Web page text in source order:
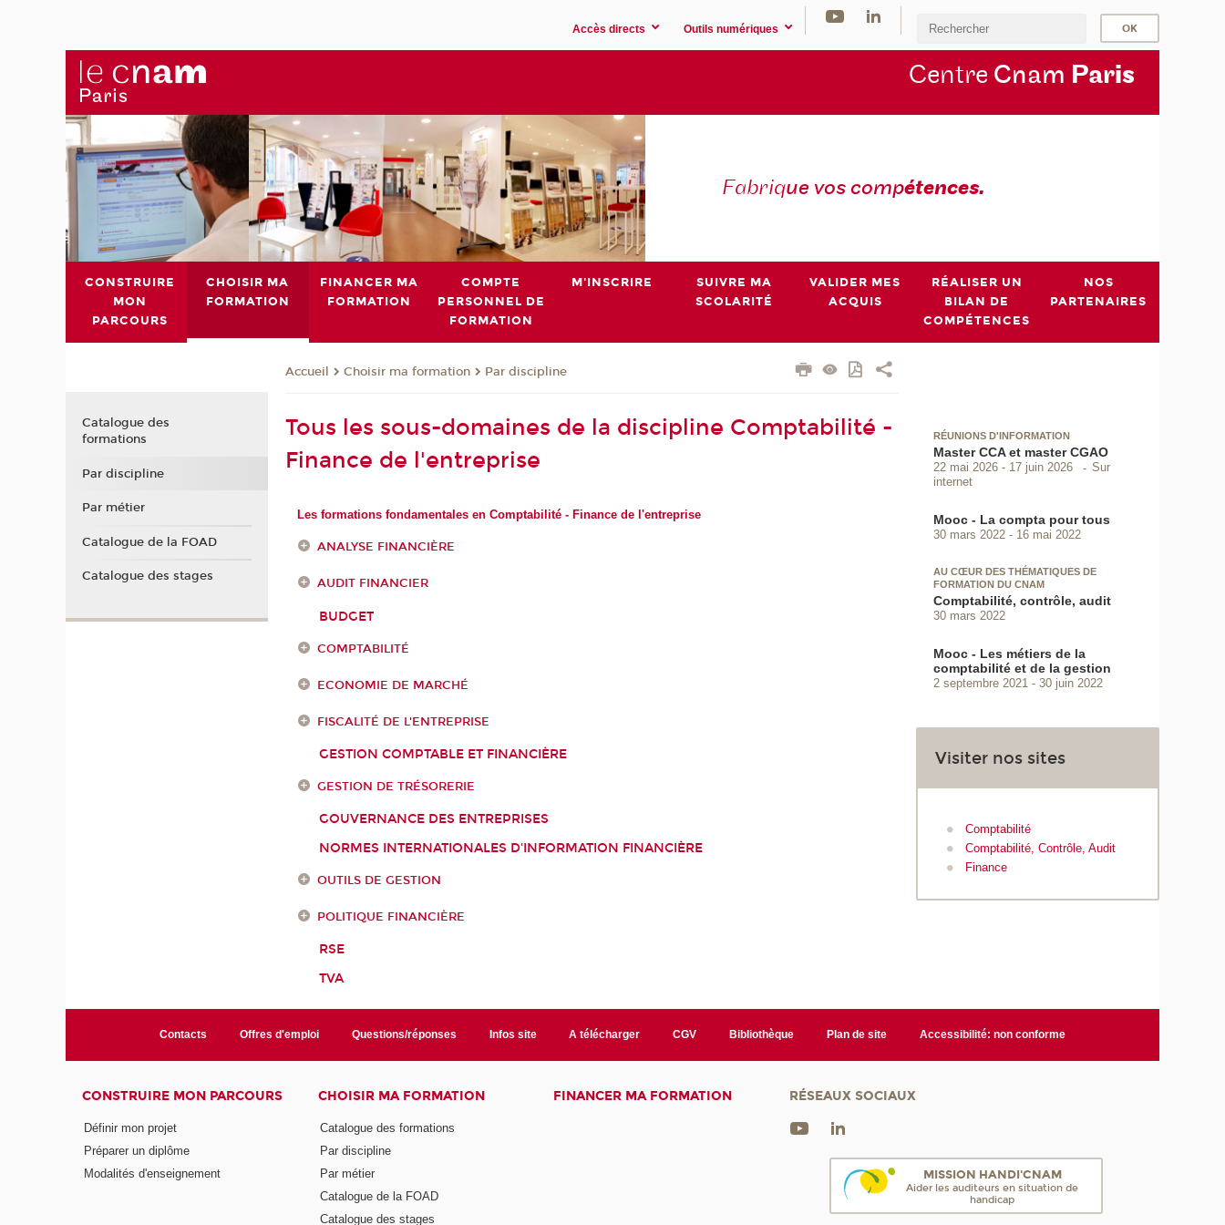
Accès directs Outils numériques
Centre Cnam Paris
Fabrique vos compétences.
CONSTRUIRE
MON
PARCOURS
CHOISIR MA
FORMATION
FINANCER MA
FORMATION
COMPTE
PERSONNEL DE
FORMATION
M'INSCRIRE
SUIVRE MA
SCOLARITÉ
VALIDER MES
ACQUIS
RÉALISER UN
BILAN DE
COMPÉTENCES
NOS
PARTENAIRES
Accueil Choisir ma formation Par discipline
Tous les sous-domaines de la discipline Comptabilité -
Finance de l'entreprise
Les formations fondamentales en Comptabilité - Finance de l'entreprise
ANALYSE FINANCIÈRE
AUDIT FINANCIER
BUDGET
COMPTABILITÉ
ECONOMIE DE MARCHÉ
FISCALITÉ DE L'ENTREPRISE
GESTION COMPTABLE ET FINANCIÈRE
GESTION DE TRÉSORERIE
GOUVERNANCE DES ENTREPRISES
NORMES INTERNATIONALES D'INFORMATION FINANCIÈRE
OUTILS DE GESTION
POLITIQUE FINANCIÈRE
RSE
TVA
RÉUNIONS D'INFORMATION
Master CCA et master CGAO
22 mai 2026 17 juin 2026
Sur
internet
Mooc - La compta pour tous
30 mars 2022 16 mai 2022
AU CŒUR DES THÉMATIQUES DE
FORMATION DU CNAM
Comptabilité, contrôle, audit
30 mars 2022
Mooc - Les métiers de la
comptabilité et de la gestion
2 septembre 2021 30 juin 2022
Visiter nos sites
Comptabilité
Comptabilité, Contrôle, Audit
Finance
Catalogue des
formations
Par discipline
Par métier
Catalogue de la FOAD
Catalogue des stages
Contacts Offres d'emploi Questions/réponses Infos site A télécharger CGV Bibliothèque Plan de site Accessibilité: non conforme
CONSTRUIRE MON PARCOURS
Définir mon projet
Préparer un diplôme
Modalités d'enseignement
CHOISIR MA FORMATION
Catalogue des formations
Par discipline
Par métier
Catalogue de la FOAD
Catalogue des stages
FINANCER MA FORMATION RÉSEAUX SOCIAUX
MISSION HANDI'CNAM
Aider les auditeurs en situation de
handicap